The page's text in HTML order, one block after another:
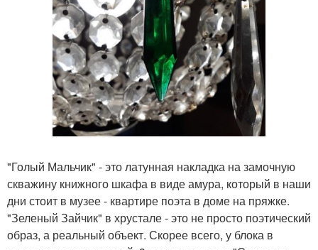
"Голый Мальчик" - это латунная накладка на замочную
скважину книжного шкафа в виде амура, который в наши
дни стоит в музее - квартире поэта в доме на пряжке.
"Зеленый Зайчик" в хрустале - это не просто поэтический
образ, а реальный объект. Скорее всего, у блока в